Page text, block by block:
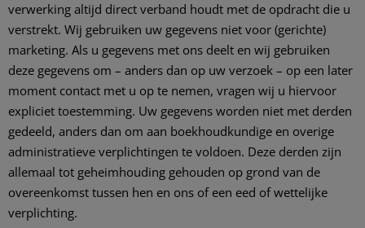
verwerking altijd direct verband houdt met de opdracht die u
verstrekt. Wij gebruiken uw gegevens niet voor (gerichte)
marketing. Als u gegevens met ons deelt en wij gebruiken
deze gegevens om – anders dan op uw verzoek – op een later
moment contact met u op te nemen, vragen wij u hiervoor
expliciet toestemming. Uw gegevens worden niet met derden
gedeeld, anders dan om aan boekhoudkundige en overige
administratieve verplichtingen te voldoen. Deze derden zijn
allemaal tot geheimhouding gehouden op grond van de
overeenkomst tussen hen en ons of een eed of wettelijke
verplichting.